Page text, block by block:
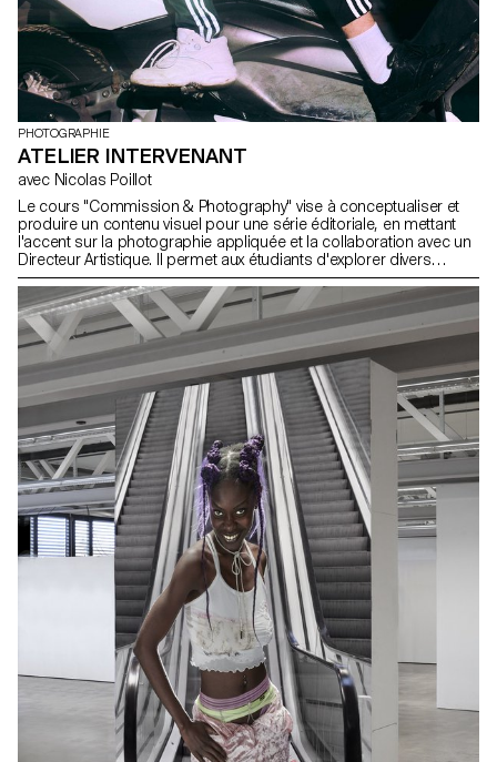
PHOTOGRAPHIE
ATELIER INTERVENANT
avec Nicolas Poillot
Le cours "Commission & Photography" vise à conceptualiser et
produire un contenu visuel pour une série éditoriale, en mettant
l'accent sur la photographie appliquée et la collaboration avec un
Directeur Artistique. Il permet aux étudiants d'explorer divers
territoires photographiques tels que l'éditorial, le documentaire, la
mode, le still life et la fiction. Les objectifs incluent la
compréhension des commandes éditoriales, la conceptualisation
et la présentation des idées, ainsi que la collaboration efficace
avec un Directeur Artistique. Les étudiants doivent produire une
série d'images en respectant la thématique et les contraintes
données, tout en développant une recherche préliminaire, une
méthodologie structurée, une architecture de série et en trouvant
des solutions aux problèmes créatifs rencontrés. La thématique
implique que chaque étudiant sélectionne et photographie trois
objets personnels qui leur tiennent à cœur.